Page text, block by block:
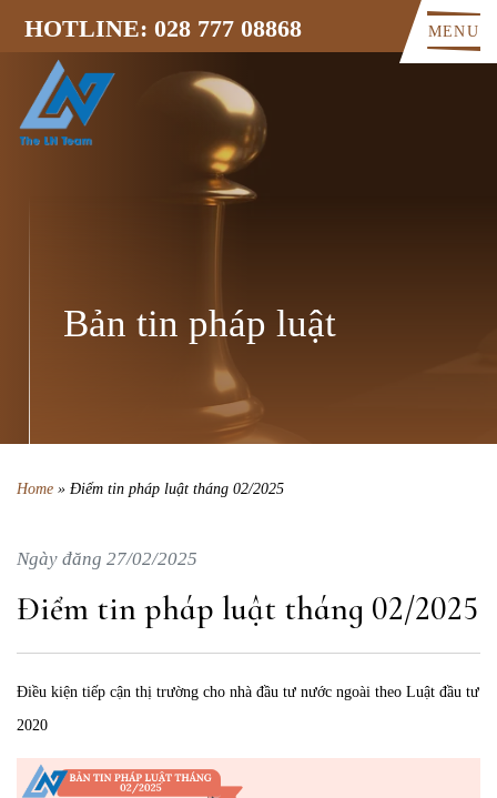
HOTLINE: 028 777 08868 MENU
Bản tin pháp luật
Home » Điểm tin pháp luật tháng 02/2025
Ngày đăng 27/02/2025
Điểm tin pháp luật tháng 02/2025
Điều kiện tiếp cận thị trường cho nhà đầu tư nước ngoài theo Luật đầu tư
2020